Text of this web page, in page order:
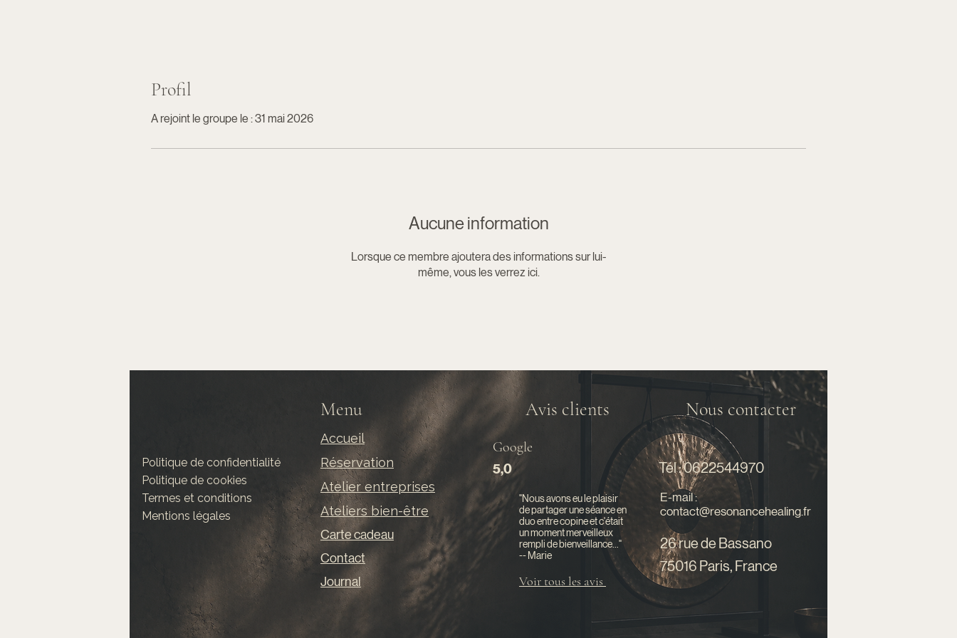
Profil
A rejoint le groupe le : 31 mai 2026
Aucune information
Lorsque ce membre ajoutera des informations sur lui-
même, vous les verrez ici.
Politique de confidentialité
Politique de cookies
Termes et conditions
Mentions légales
Menu
Accueil
Réservation
Atelier entreprises
Ateliers bien-être
Carte cadeau
Contact
Journal
Avis clients
Google
5,0
"Nous avons eu le plaisir
de partager une séance en
duo entre copine et c'était
un moment merveilleux
rempli de bienveillance..."
-- Marie
Voir tous les avis
Nous contacter
Tél : 0622544970
E-mail :
contact@resonancehealing.fr
26 rue de Bassano
75016 Paris, France